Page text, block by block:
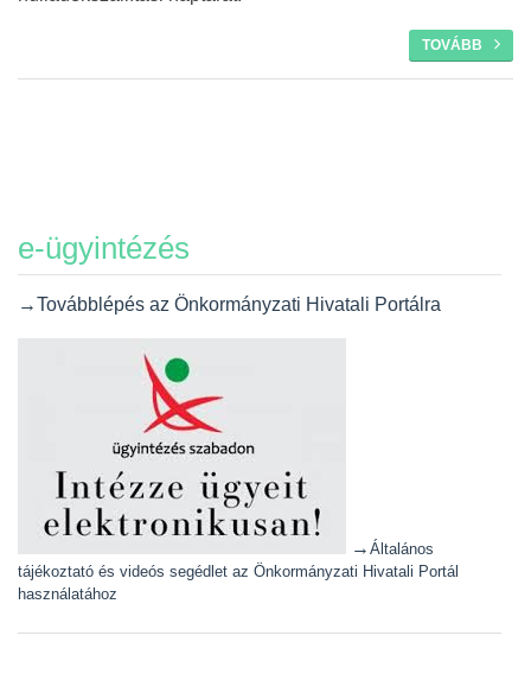
TOVÁBB
e-ügyintézés
→Továbblépés az Önkormányzati Hivatali Portálra
→ Általános
tájékoztató és videós segédlet az Önkormányzati Hivatali Portál
használatához